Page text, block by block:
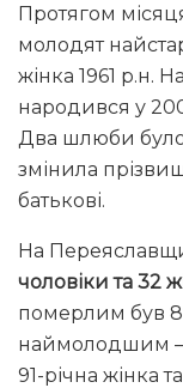
Протягом
молодят
жінка 1961 р.н.
народився у
Два шлюби було
змінила
батькові.
На
чоловіки та 32
померлим був
наймолодшим –
91-річна жінка